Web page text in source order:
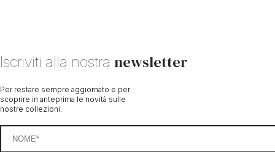
Iscriviti alla nostra newsletter
Per restare sempre aggiornato e per
scoprire in anteprima le novità sulle
nostre collezioni.